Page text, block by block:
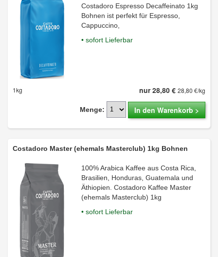
Costadoro Espresso Decaffeinato 1kg
Bohnen ist perfekt für Espresso,
Cappuccino,
• sofort Lieferbar
1kg nur 28,80 € 28,80 €/kg
Menge: In den Warenkorb >
Costadoro Master (ehemals Masterclub) 1kg Bohnen
100% Arabica Kaffee aus Costa Rica,
Brasilien, Honduras, Guatemala und
Äthiopien. Costadoro Kaffee Master
(ehemals Masterclub) 1kg
• sofort Lieferbar